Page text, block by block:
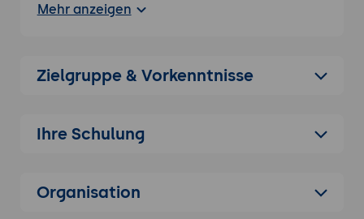
die Rolle von KI in Bot-Lösungen
Ziele und Nutzen von Bot-Anwendungen
Überblick über Azure Bot Service und
Funktionen, Architektur und Möglichkeiten
Mehr anzeigen
Zielgruppe & Vorkenntnisse
Ihre Schulung
Organisation